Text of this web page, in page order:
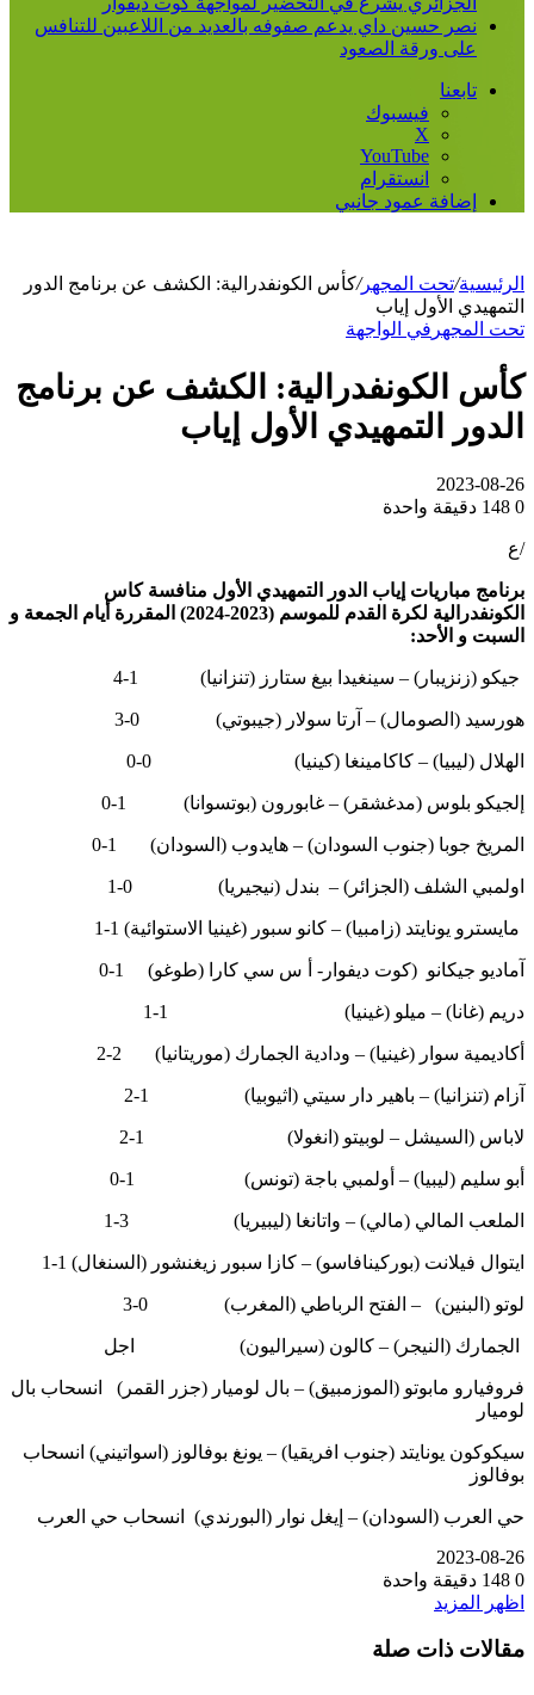
نصر حسين داي يدعم صفوفه بالعديد من اللاعبين للتنافس
على ورقة الصعود
تابعنا
فيسبوك
‫X
‫YouTube
انستقرام
إضافة عمود جانبي
الرئيسية/تحت المجهر/كأس الكونفدرالية: الكشف عن برنامج الدور
التمهيدي الأول إياب
تحت المجهر في الواجهة
كأس الكونفدرالية: الكشف عن برنامج
الدور التمهيدي الأول إياب
2023-08-26
0
دقيقة واحدة
/ع
برنامج مباريات إياب الدور التمهيدي الأول منافسة كاس
الكونفدرالية لكرة القدم للموسم (2023-2024) المقررة أيام الجمعة و
السبت و الأحد:
جيكو (زنزيبار) – سينغيدا بيغ ستارز (تنزانيا) 1-4
هورسيد (الصومال) – آرتا سولار (جيبوتي) 0-3
الهلال (ليبيا) – كاكامينغا (كينيا) 0-0
إلجيكو بلوس (مدغشقر) – غابورون (بوتسوانا) 1-0
المريخ جوبا (جنوب السودان) – هايدوب (السودان) 1-0
اولمبي الشلف (الجزائر) – بندل (نيجيريا) 0-1
مايسترو يونايتد (زامبيا) – كانو سبور (غينيا الاستوائية) 1-1
آماديو جيكانو (كوت ديفوار- أ س سي كارا (طوغو) 1-0
دريم (غانا) – ميلو (غينيا) 1-1
أكاديمية سوار (غينيا) – ودادية الجمارك (موريتانيا) 2-2
آزام (تنزانيا) – باهير دار سيتي (اثيوبيا) 1-2
لاباس (السيشل – لوبيتو (انغولا) 1-2
أبو سليم (ليبيا) – أولمبي باجة (تونس) 1-0
الملعب المالي (مالي) – واتانغا (ليبيريا) 3-1
ايتوال فيلانت (بوركينافاسو) – كازا سبور زيغنشور (السنغال) 1-1
لوتو (البنين) – الفتح الرباطي (المغرب) 0-3
الجمارك (النيجر) – كالون (سيراليون) اجل
فروفيارو مابوتو (الموزمبيق) – بال لوميار (جزر القمر) انسحاب بال
لوميار
سيكوكون يونايتد (جنوب افريقيا) – يونغ بوفالوز (اسواتيني) انسحاب
بوفالوز
حي العرب (السودان) – إيغل نوار (البورندي) انسحاب حي العرب
2023-08-26
0
دقيقة واحدة
اظهر المزيد
مقالات ذات صلة